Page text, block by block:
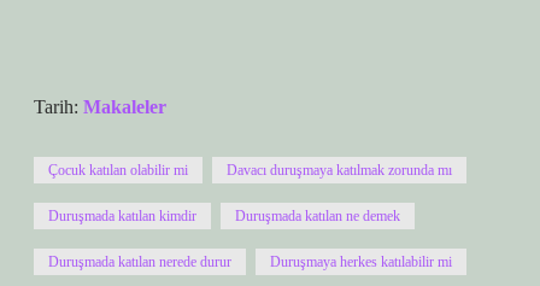
Tarih: Makaleler
Çocuk katılan olabilir mi Davacı duruşmaya katılmak zorunda mı
Duruşmada katılan kimdir Duruşmada katılan ne demek
Duruşmada katılan nerede durur Duruşmaya herkes katılabilir mi